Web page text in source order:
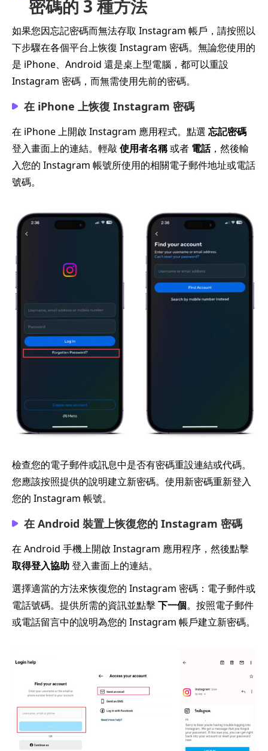
密碼的 3 種方法
如果您因忘記密碼而無法存取 Instagram 帳戶，請按照以
下步驟在各個平台上恢復 Instagram 密碼。無論您使用的
是 iPhone、Android 還是桌上型電腦，都可以重設
Instagram 密碼，而無需使用先前的密碼。
在 iPhone 上恢復 Instagram 密碼
在 iPhone 上開啟 Instagram 應用程式。點選 忘記密碼
登入畫面上的連結。輕敲 使用者名稱或者 電話，然後輸
入您的 Instagram 帳號所使用的相關電子郵件地址或電話
號碼。
檢查您的電子郵件或訊息中是否有密碼重設連結或代碼。
您應該按照提供的說明建立新密碼。使用新密碼重新登入
您的 Instagram 帳號。
在 Android 裝置上恢復您的 Instagram 密碼
在 Android 手機上開啟 Instagram 應用程序，然後點擊
取得登入協助登入畫面上的連結。
選擇適當的方法來恢復您的 Instagram 密碼：電子郵件或
電話號碼。提供所需的資訊並點擊下一個。按照電子郵件
或電話留言中的說明為您的 Instagram 帳戶建立新密碼。